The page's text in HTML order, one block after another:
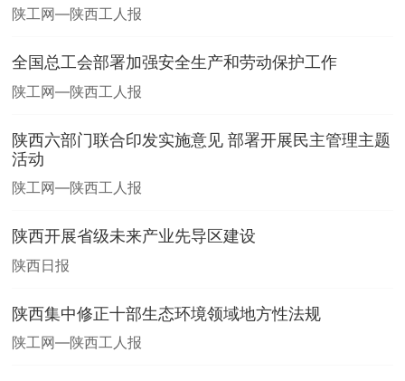
陕工网—陕西工人报
全国总工会部署加强安全生产和劳动保护工作
陕工网—陕西工人报
陕西六部门联合印发实施意见 部署开展民主管理主题
活动
陕工网—陕西工人报
陕西开展省级未来产业先导区建设
陕西日报
陕西集中修正十部生态环境领域地方性法规
陕工网—陕西工人报